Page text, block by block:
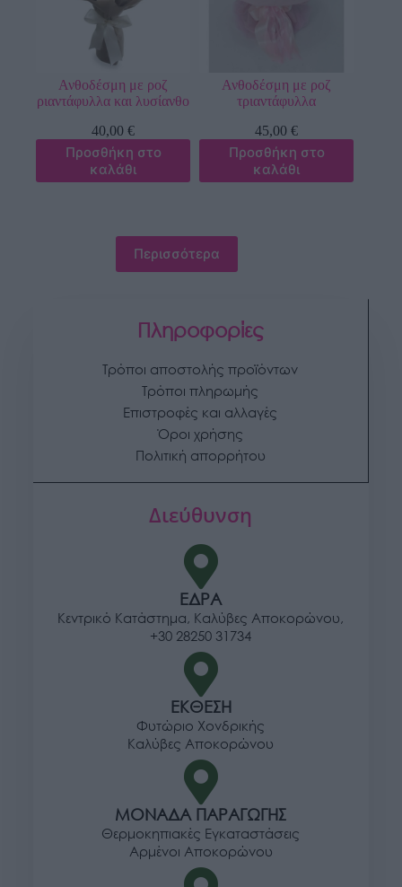
Ανθοδέσμη με ροζ
ριαντάφυλλα και λυσίανθο
40,00€
Προσθήκη στο
καλάθι
Ανθοδέσμη με ροζ
τριαντάφυλλα
45,00€
Προσθήκη στο
καλάθι
Περισσότερα
Πληροφορίες
Τρόποι αποστολής προϊόντων
Τρόποι πληρωμής
Επιστροφές και αλλαγές
Όροι χρήσης
Πολιτική απορρήτου
Διεύθυνση
ΕΔΡΑ
Κεντρικό Κατάστημα, Καλύβες Αποκορώνου,
+30 28250 31734
ΕΚΘΕΣΗ
Φυτώριο Χονδρικής
Καλύβες Αποκορώνου
ΜΟΝΑΔΑ ΠΑΡΑΓΩΓΗΣ
Θερμοκηπιακές Εγκαταστάσεις
Αρμένοι Αποκορώνου